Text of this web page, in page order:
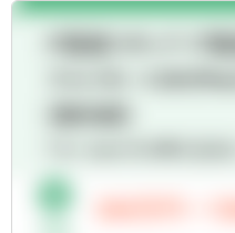
将来的に
を担う方
・大手・
て携わる